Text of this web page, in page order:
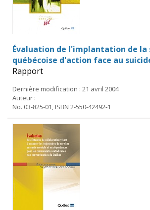
Évaluation de l'implantation de
québécoise d'action face au
Rapport
Dernière modification : 21 avril 2004
Auteur :
No. 03-825-01, ISBN 2-550-42492-1